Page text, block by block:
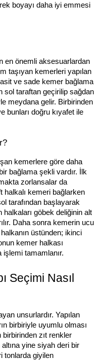
boyayı daha iyi emmesi
en önemli aksesuarlardan
taşıyan kemerleri yapılan
ve sade kemer bağlama
sol taraftan geçirilip sağdan
meydana gelir. Birbirinden
bunları doğru kıyafet ile
kemerlere göre daha
bağlama şekli vardır. İlk
zorlansalar da
halkalı kemeri bağlarken
tarafından başlayarak
halkaları göbek deliğinin alt
Daha sonra kemerin ucu
üstünden; ikinci
kemer halkası
işlemi tamamlanır.
Seçimi Nasıl
unsurlardır. Yapılan
birbiriyle uyumlu olması
zıt renkler
yine siyah deri bir
tonlarda giyilen